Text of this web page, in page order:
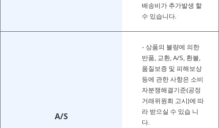
배송비가 추가발생 할
수 있습니다.
A/S
- 상품의 불량에 의한
반품, 교환, A/S, 환불,
품질보증 및 피해보상
등에 관한 사항은 소비
자분쟁해결기준(공정
거래위원회 고시)에 따
라 받으실 수 있습 니
다.